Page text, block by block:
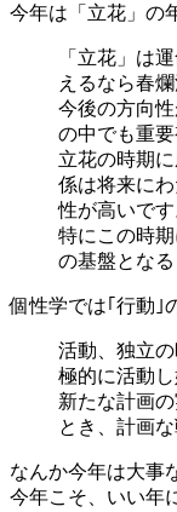
今年は「立花」の
「立花」は
えるなら春
今後の方向
の中でも重要
立花の時期
係は将来に
性が高いです
特にこの時
の基盤となる
個性学では｢行動｣
活動、独立
極的に活動し
新たな計画
とき、計画
なんか今年は大事
今年こそ、いい年